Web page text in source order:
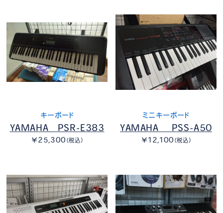
キーボード
YAMAHA PSR-E383
￥25,300 （税込）
ミニキーボード
YAMAHA PSS-A50
￥12,100 （税込）